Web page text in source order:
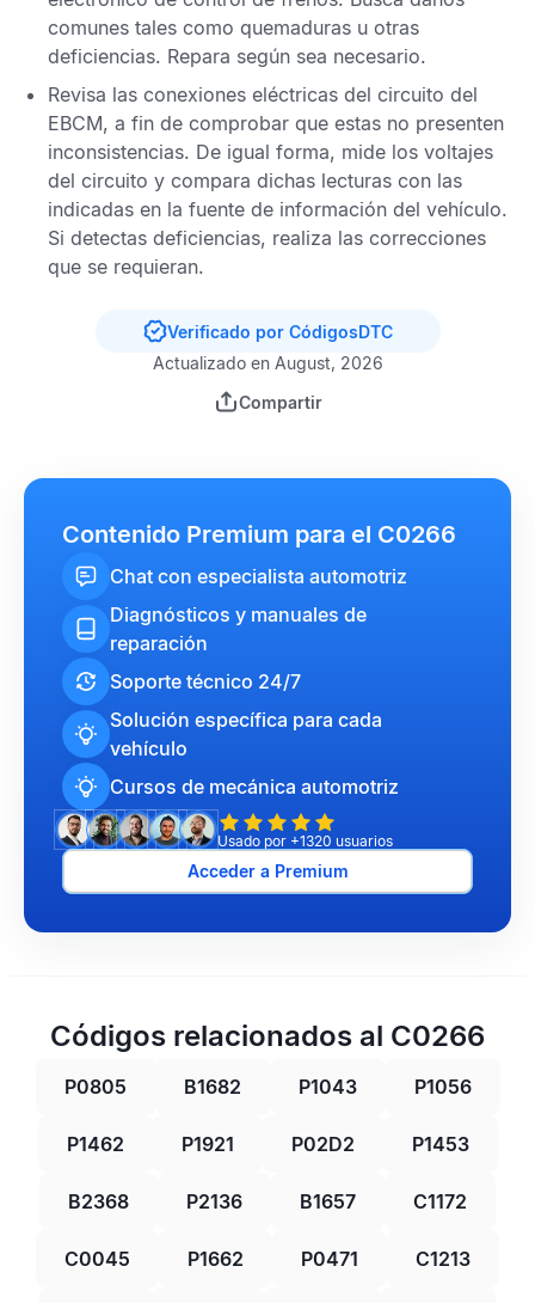
comunes tales como quemaduras u otras
deficiencias. Repara según sea necesario.
Revisa las conexiones eléctricas del circuito del
EBCM, a fin de comprobar que estas no presenten
inconsistencias. De igual forma, mide los voltajes
del circuito y compara dichas lecturas con las
indicadas en la fuente de información del vehículo.
Si detectas deficiencias, realiza las correcciones
que se requieran.
Verificado por CódigosDTC
Actualizado en August, 2026
Compartir
Contenido Premium para el C0266
Chat con especialista automotriz
Diagnósticos y manuales de
reparación
Soporte técnico 24/7
Solución específica para cada
vehículo
Cursos de mecánica automotriz
Usado por +1320 usuarios
Acceder a Premium
Códigos relacionados al C0266
P0805 B1682 P1043 P1056
P1462 P1921 P02D2 P1453
B2368 P2136 B1657 C1172
C0045 P1662 P0471 C1213